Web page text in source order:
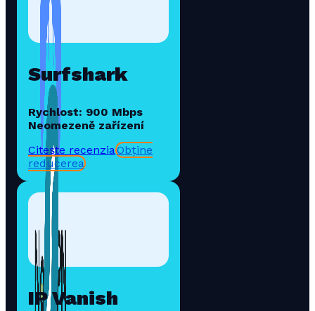
Surfshark
Rychlost: 900 Mbps
Neomezeně zařízení
Citește recenziaObține
reducerea
IP Vanish